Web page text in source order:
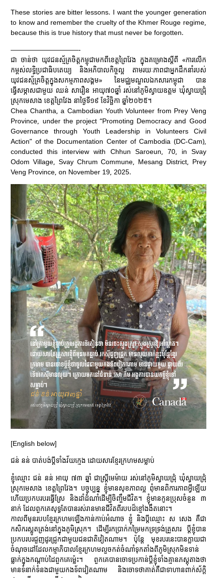
These stories are bitter lessons. I want the younger generation
to know and remember the cruelty of the Khmer Rouge regime,
because this is true history that must never be forgotten.
——————————-
ជា ចាន់ថា យុវជនស្ម័គ្រចិត្តកម្ពុជាមកពីខេត្តព្រៃវែង ក្នុងគម្រោងស្តីពី «ការលើក
កម្ពស់លទ្ធិប្រជាធិបតេយ្យ និងអភិបាលកិច្ចល្អ តាមរយៈភាពជាអ្នកដឹកនាំរបស់
យុវជនស្ម័គ្រចិត្តក្នុងសកម្មភាពសង្គម» នៃមជ្ឈមណ្ឌលឯកសារកម្ពុជា បាន
ធ្វើសម្ភាសជាមួយ ឈន់ សារឿន អាយុ៧០ឆ្នាំ រស់នៅភូមិស្វាយឧត្តម ឃុំស្វាយជ្រុំ
ស្រុកមេសាង ខេត្តព្រៃវែង នាថ្ងៃទី១៩ ខែវិច្ឆិកា ឆ្នាំ២០២៥។
Chea Chantha, a Cambodian Youth Volunteer from Prey Veng
Province, under the project “Promoting Democracy and Good
Governance through Youth Leadership in Volunteers Civil
Action” of the Documentation Center of Cambodia (DC-Cam),
conducted this interview with Chhun Saroeun, 70, in Svay
Odom Village, Svay Chrum Commune, Mesang District, Prey
Veng Province, on November 19, 2025.
[English below]
ជន់ នន់ បាត់បង់ប្តីទាំងវ័យក្មេង ដោយសារខ្មែរក្រហមសម្លាប់
ខ្ញុំឈ្មោះ ជន់ នន់ អាយុ ៧៣ ឆ្នាំ ជាស្ត្រីមេម៉ាយ រស់នៅភូមិស្វាយជ្រុំ ឃុំស្វាយជ្រុំ
ស្រុកមេសាង ខេត្តព្រៃវែង។ បច្ចុប្បន្ន ខ្ញុំមានសុខភាពល្អ ពុំមានពិការភាពអ្វីឡើយ
ហើយប្រកបរបរធ្វើស្រែ និងដាំដំណាំដើម្បីចិញ្ចឹមជីវិត។ ខ្ញុំមានកូនប្រុសចំនួន ៣
នាក់ ដែលពួកគេសុទ្ធតែបានរស់រានមានជីវិតពីរបបដ៏ខ្មៅងងឹតនោះ។
កាលពីមុនរបបខ្មែរក្រហមឡើងកាន់កាប់អំណាច ខ្ញុំ និងប្តីឈ្មោះ ស សេង គឺជា
កសិករស្លូតត្រង់នៅក្នុងភូមិស្រុក។ ដើម្បីរកប្រាក់កម្រៃមកទ្រទ្រង់គ្រួសារ ប្តីខ្ញុំបាន
ប្រកបរបរជួញដូរជ្រូកជាមួយជនជាតិវៀតណាម។ ប៉ុន្តែ មុខរបរនេះបានក្លាយជា
ចំណុចដៅដែលកម្មាភិបាលខ្មែរក្រហមលួចកត់ចំណាំទុកតាំងពីភូមិស្រុកមិនទាន់
ធ្លាក់ក្នុងកណ្តាប់ដៃពួកគេម៉្លេះ។ ពួកគេបានចោទប្រកាន់ប្តីខ្ញុំទាំងគ្មានភស្តុតាងថា
មានទំនាក់ទំនងជាមួយកងទ័ពវៀតណាម និងចោទថាគាត់គឺជាទាហានពាក់ស័ក្តិ